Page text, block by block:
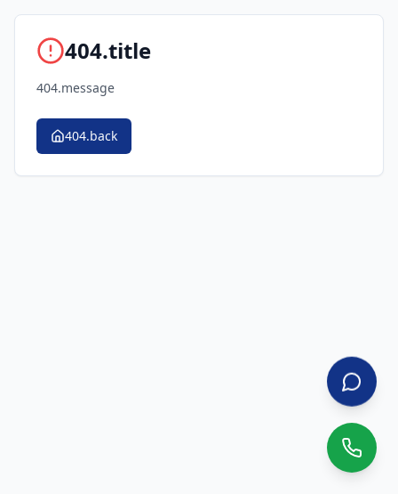
404.title
404.message
404.back